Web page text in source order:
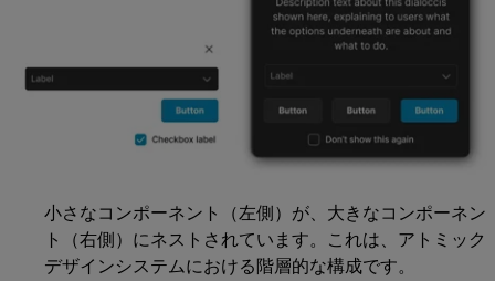
小さなコンポーネント（左側）が、大きなコンポーネン
ト（右側）にネストされています。これは、アトミック
デザインシステムにおける階層的な構成です。